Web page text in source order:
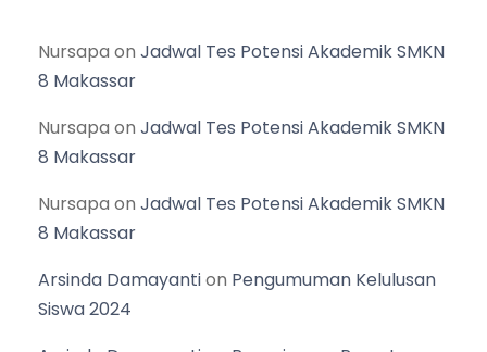
Nursapa on Jadwal Tes Potensi Akademik SMKN
8 Makassar
Nursapa on Jadwal Tes Potensi Akademik SMKN
8 Makassar
Nursapa on Jadwal Tes Potensi Akademik SMKN
8 Makassar
Arsinda Damayantion Pengumuman Kelulusan
Siswa 2024